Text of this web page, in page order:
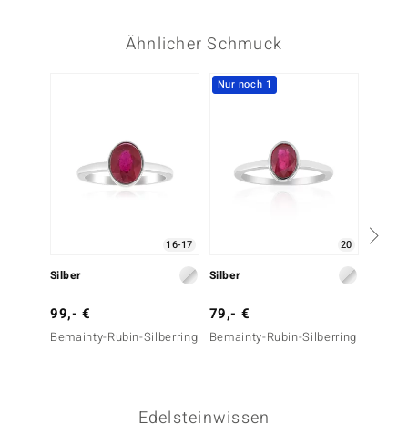
Ähnlicher Schmuck
16-17
Silber
99,- €
Bemainty-Rubin-Silberring
Nur noch 1
20
Silber
79,- €
Bemainty-Rubin-Silberring
Edelsteinwissen